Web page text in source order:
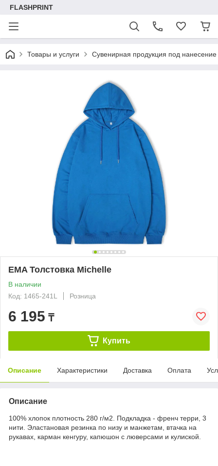
FLASHPRINT
Товары и услуги Сувенирная продукция под нанесение
EMA Толстовка Michelle
В наличии
Код: 1465-241L
Розница
6 195 ₸
Купить
Описание Характеристики Доставка Оплата
Описание
100% хлопок плотность 280 г/м2. Подкладка - френч терри, 3
нити. Эластановая резинка по низу и манжетам, втачка на
рукавах, карман кенгуру, капюшон с люверсами и кулиской.